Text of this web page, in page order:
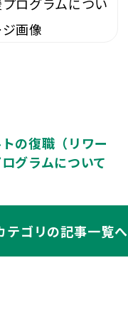
の復職（リワー
グラムについて
テゴリの記事⼀覧へ